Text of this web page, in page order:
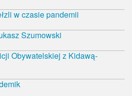
w czasie pandemii
Szumowski
Obywatelskiej z Kidawą-